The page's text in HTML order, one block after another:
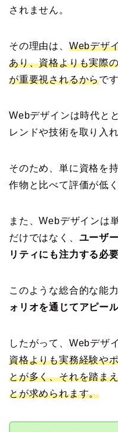
されません。
その理由は、 Webデザ
あり、資格よりも実際
が重要視されるからです
Webデザインは時代と
レンドや技術を取り入
そのため、単に資格を
作物と比べて評価が低
また、Webデザインは
だけではなく、 ユーザ
リティにも注力する必要
このような総合的な能
ォリオを通じてアピー
したがって、Webデザ
資格よりも実務経験や
とが多く、それを踏ま
とが求められます。